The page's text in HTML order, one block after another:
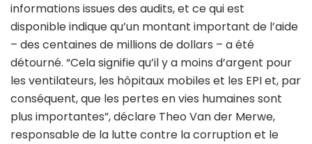
informations issues des audits, et ce qui est
disponible indique qu’un montant important de l’aide
– des centaines de millions de dollars – a été
détourné. “Cela signifie qu’il y a moins d’argent pour
les ventilateurs, les hôpitaux mobiles et les EPI et, par
conséquent, que les pertes en vies humaines sont
plus importantes”, déclare Theo Van der Merwe,
responsable de la lutte contre la corruption et le